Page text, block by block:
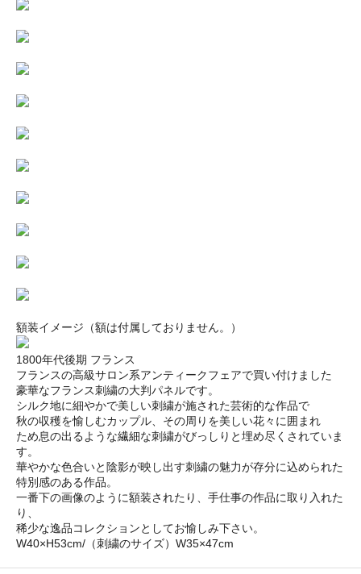
額装イメージ（額は付属しておりません。）
1800年代後期 フランス
フランスの高級サロン系アンティークフェアで買い付けました
豪華なフランス刺繍の大判パネルです。
シルク地に細やかで美しい刺繍が施された芸術的な作品で
秋の収穫を愉しむカップル、その周りを美しい花々に囲まれ
ため息の出るような繊細な刺繍がびっしりと埋め尽くされていま
す。
華やかな色合いと陰影が映し出す刺繍の魅力が存分に込められた
特別感のある作品。
一番下の画像のように額装されたり、手仕事の作品に取り入れた
り、
稀少な逸品コレクションとしてお愉しみ下さい。
W40×H53cm/（刺繍のサイズ）W35×47cm